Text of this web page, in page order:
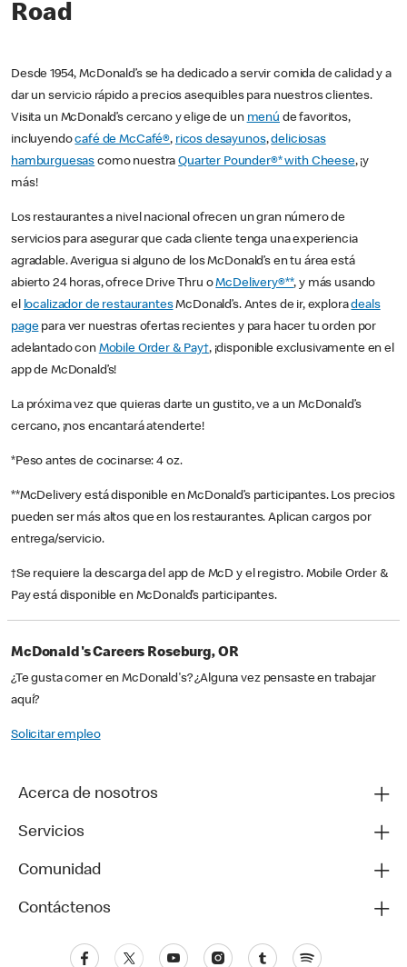
Road
Desde 1954, McDonald’s se ha dedicado a servir comida de calidad y a
dar un servicio rápido a precios asequibles para nuestros clientes.
Visita un McDonald’s cercano y elige de un menú de favoritos,
incluyendocafé de McCafé®, ricos desayunos,deliciosas
hamburguesas como nuestraQuarter Pounder®* with Cheese, ¡y
más!
Los restaurantes a nivel nacional ofrecen un gran número de
servicios para asegurar que cada cliente tenga una experiencia
agradable. Averigua si alguno de los McDonald’s en tu área está
abierto 24 horas, ofrece Drive Thru oMcDelivery®**, y más usando
el localizador de restaurantesMcDonald’s. Antes de ir, exploradeals
pagepara ver nuestras ofertas recientes y para hacer tu orden por
adelantado con Mobile Order & Pay†, ¡disponible exclusivamente en el
app de McDonald’s!
La próxima vez que quieras darte un gustito, ve a un McDonald’s
cercano, ¡nos encantará atenderte!
*Peso antes de cocinarse: 4 oz.
**McDelivery está disponible en McDonald’s participantes. Los precios
pueden ser más altos que en los restaurantes. Aplican cargos por
entrega/servicio.
†Se requiere la descarga del app de McD y el registro. Mobile Order &
Pay está disponible en McDonald’s participantes.
McDonald's Careers Roseburg, OR
¿Te gusta comer en McDonald's? ¿Alguna vez pensaste en trabajar
aquí?
Solicitar empleo
Acerca de nosotros
Servicios
Comunidad
Contáctenos